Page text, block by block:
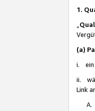
1.
(a)
i. ein
ii.
Link
A.